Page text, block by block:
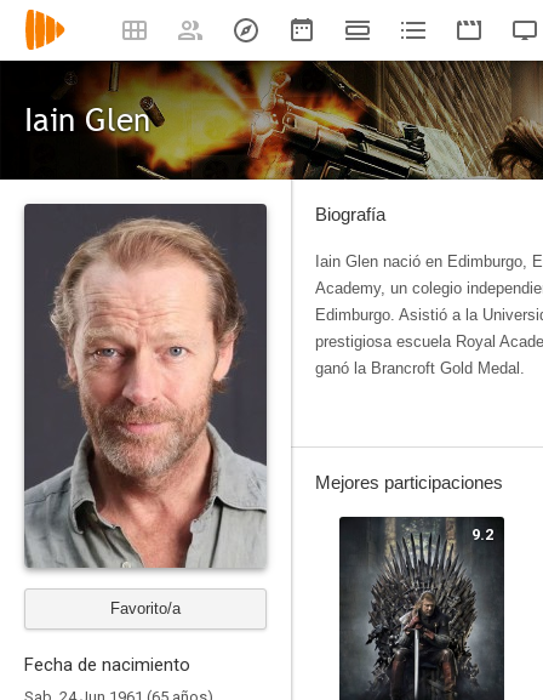
Iain Glen
Favorito/a
Fecha de nacimiento
Biografía
Iain Glen nació en Edimburgo,
Academy, un colegio
Edimburgo. Asistió a la
prestigiosa escuela Royal
ganó la Brancroft Gold Medal.
Mejores participaciones
9.2